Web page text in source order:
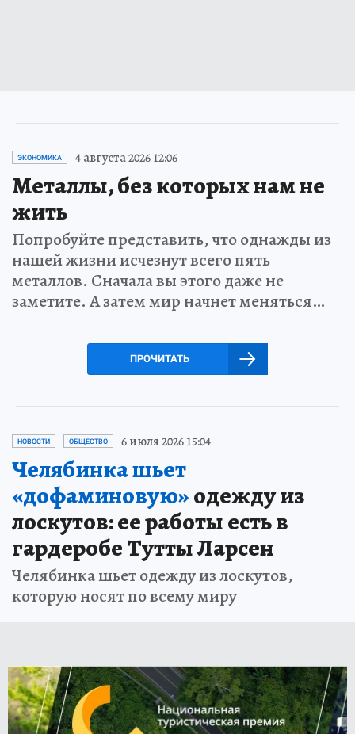
ЭКОНОМИКА 4 августа 2026 12:06
Металлы, без которых нам не
жить
Попробуйте представить, что однажды из
нашей жизни исчезнут всего пять
металлов. Сначала вы этого даже не
заметите. А затем мир начнет меняться…
ПРОЧИТАТЬ
НОВОСТИ ОБЩЕСТВО 6 июля 2026 15:04
Челябинка шьет
«дофаминовую»одежду из
лоскутов: ее работы есть в
гардеробе Тутты Ларсен
Челябинка шьет одежду из лоскутов,
которую носят по всему миру